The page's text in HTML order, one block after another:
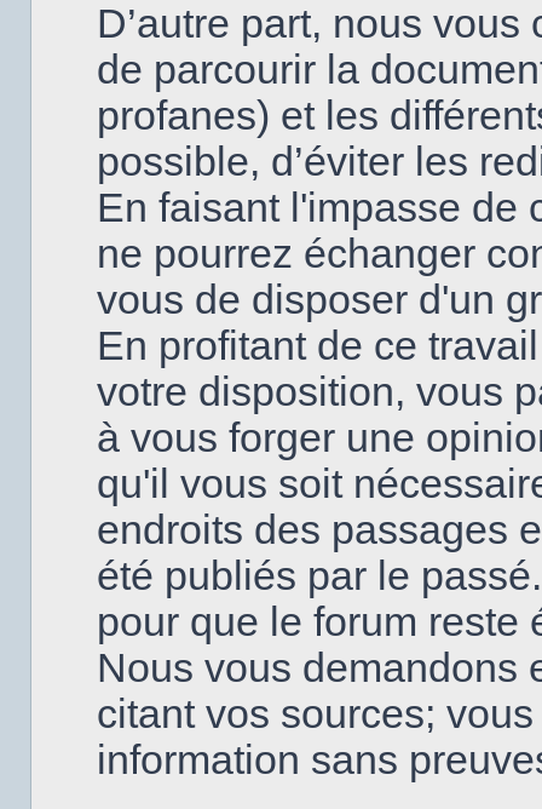
D’autre part, nous
de parcourir la
profanes) et les
possible, d’éviter les
En faisant l'impasse de
ne pourrez échanger
vous de disposer d'un
En profitant de ce
votre disposition, vous
à vous forger une
qu'il vous soit
endroits des passages
été publiés par le
pour que le forum reste
Nous vous demandons
citant vos sources;
information sans